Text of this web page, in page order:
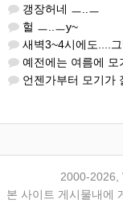
갱장허네 ㅡ..ㅡ
헐 ㅡ..ㅡy~
새벽3~4시에도....
예전에는 여름에 모기가
언젠가부터 모기가
2000-2026,
본 사이트 게시물내에